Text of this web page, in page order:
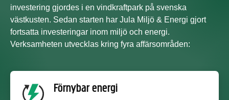
investering gjordes i en vindkraftpark på svenska
västkusten. Sedan starten har Jula Miljö & Energi gjort
fortsatta investeringar inom miljö och energi.
Verksamheten utvecklas kring fyra affärsområden:
Förnybar energi